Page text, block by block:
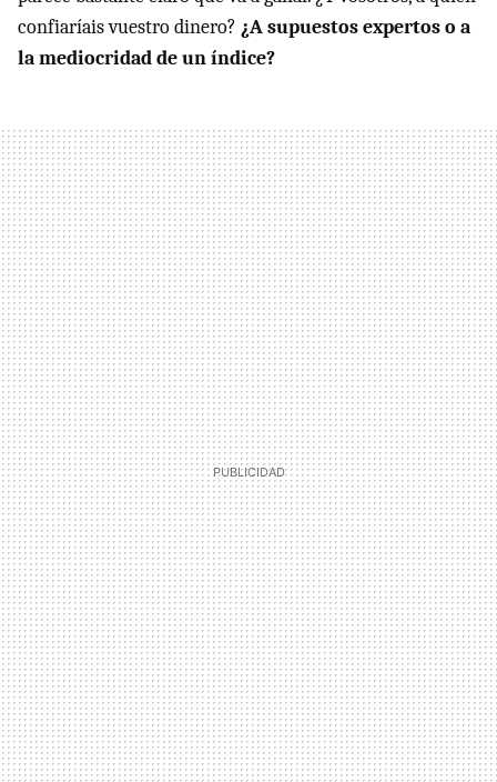
confiaríais vuestro dinero? ¿A supuestos expertos o a
la mediocridad de un índice?